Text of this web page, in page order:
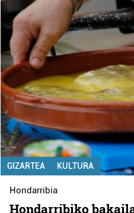
GIZARTEA KULTURA
Hondarribia
Hondarribiko